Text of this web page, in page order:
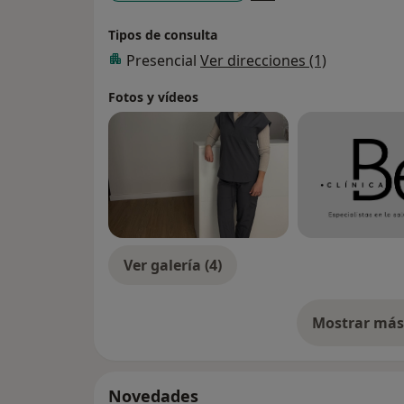
Con toda esta experiencia he creado
a las mujeres en cada etapa de su vida:
salud pélvica.
Tipos de consulta
Presencial Ver direcciones (1)
Fotos y vídeos
Ver galería (4)
Mostrar
Novedades